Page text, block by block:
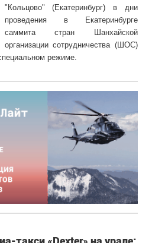
"Кольцово" (Екатеринбург) в дни
проведения в Екатеринбурге
саммита стран Шанхайской
организации сотрудничества (ШОС)
режиме.